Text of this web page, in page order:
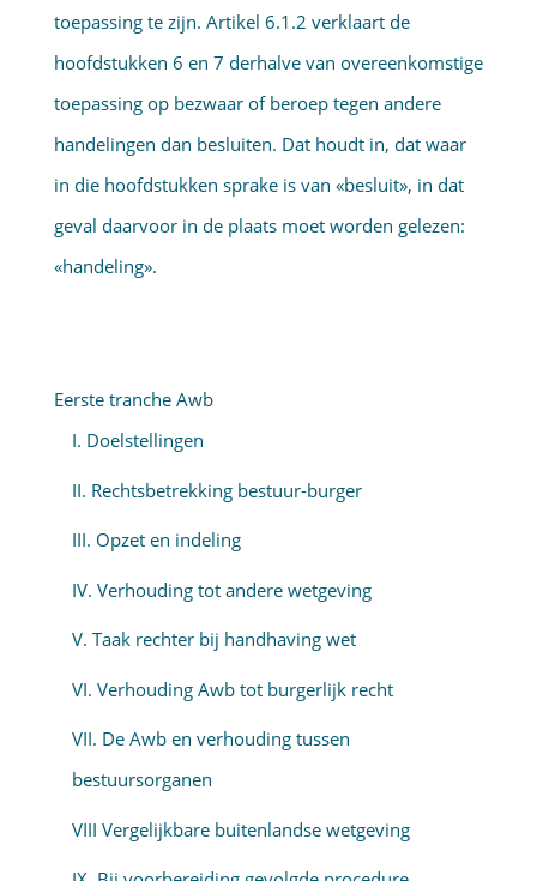
toepassing te zijn. Artikel 6.1.2 verklaart de
hoofdstukken 6 en 7 derhalve van overeenkomstige
toepassing op bezwaar of beroep tegen andere
handelingen dan besluiten. Dat houdt in, dat waar
in die hoofdstukken sprake is van «besluit», in dat
geval daarvoor in de plaats moet worden gelezen:
«handeling».
Eerste tranche Awb
I. Doelstellingen
II. Rechtsbetrekking bestuur-burger
III. Opzet en indeling
IV. Verhouding tot andere wetgeving
V. Taak rechter bij handhaving wet
VI. Verhouding Awb tot burgerlijk recht
VII. De Awb en verhouding tussen
bestuursorganen
VIII Vergelijkbare buitenlandse wetgeving